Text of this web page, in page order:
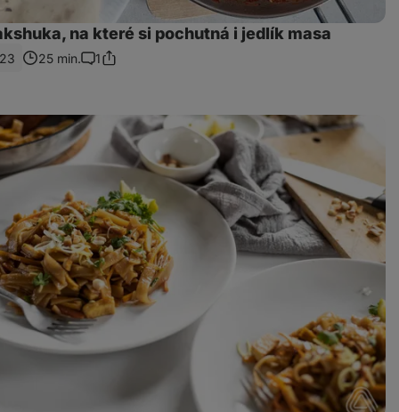
na které si pochutná i jedlík masa
25 min.
Komentáře
1Sdílet